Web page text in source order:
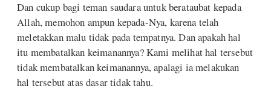
Dan cukup bagi teman saudara untuk berataubat kepada
Allah, memohon ampun kepada-Nya, karena telah
meletakkan malu tidak pada tempatnya. Dan apakah hal
itu membatalkan keimanannya? Kami melihat hal tersebut
tidak membatalkan keimanannya, apalagi ia melakukan
hal tersebut atas dasar tidak tahu.